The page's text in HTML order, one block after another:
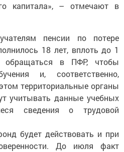
капитала», – отмечают в
пенсии по потере
18 лет, вплоть до 1
в ПФР, чтобы
и, соответственно,
территориальные органы
учитывать данные учебных
сведения о трудовой
будет действовать и при
До июля факт